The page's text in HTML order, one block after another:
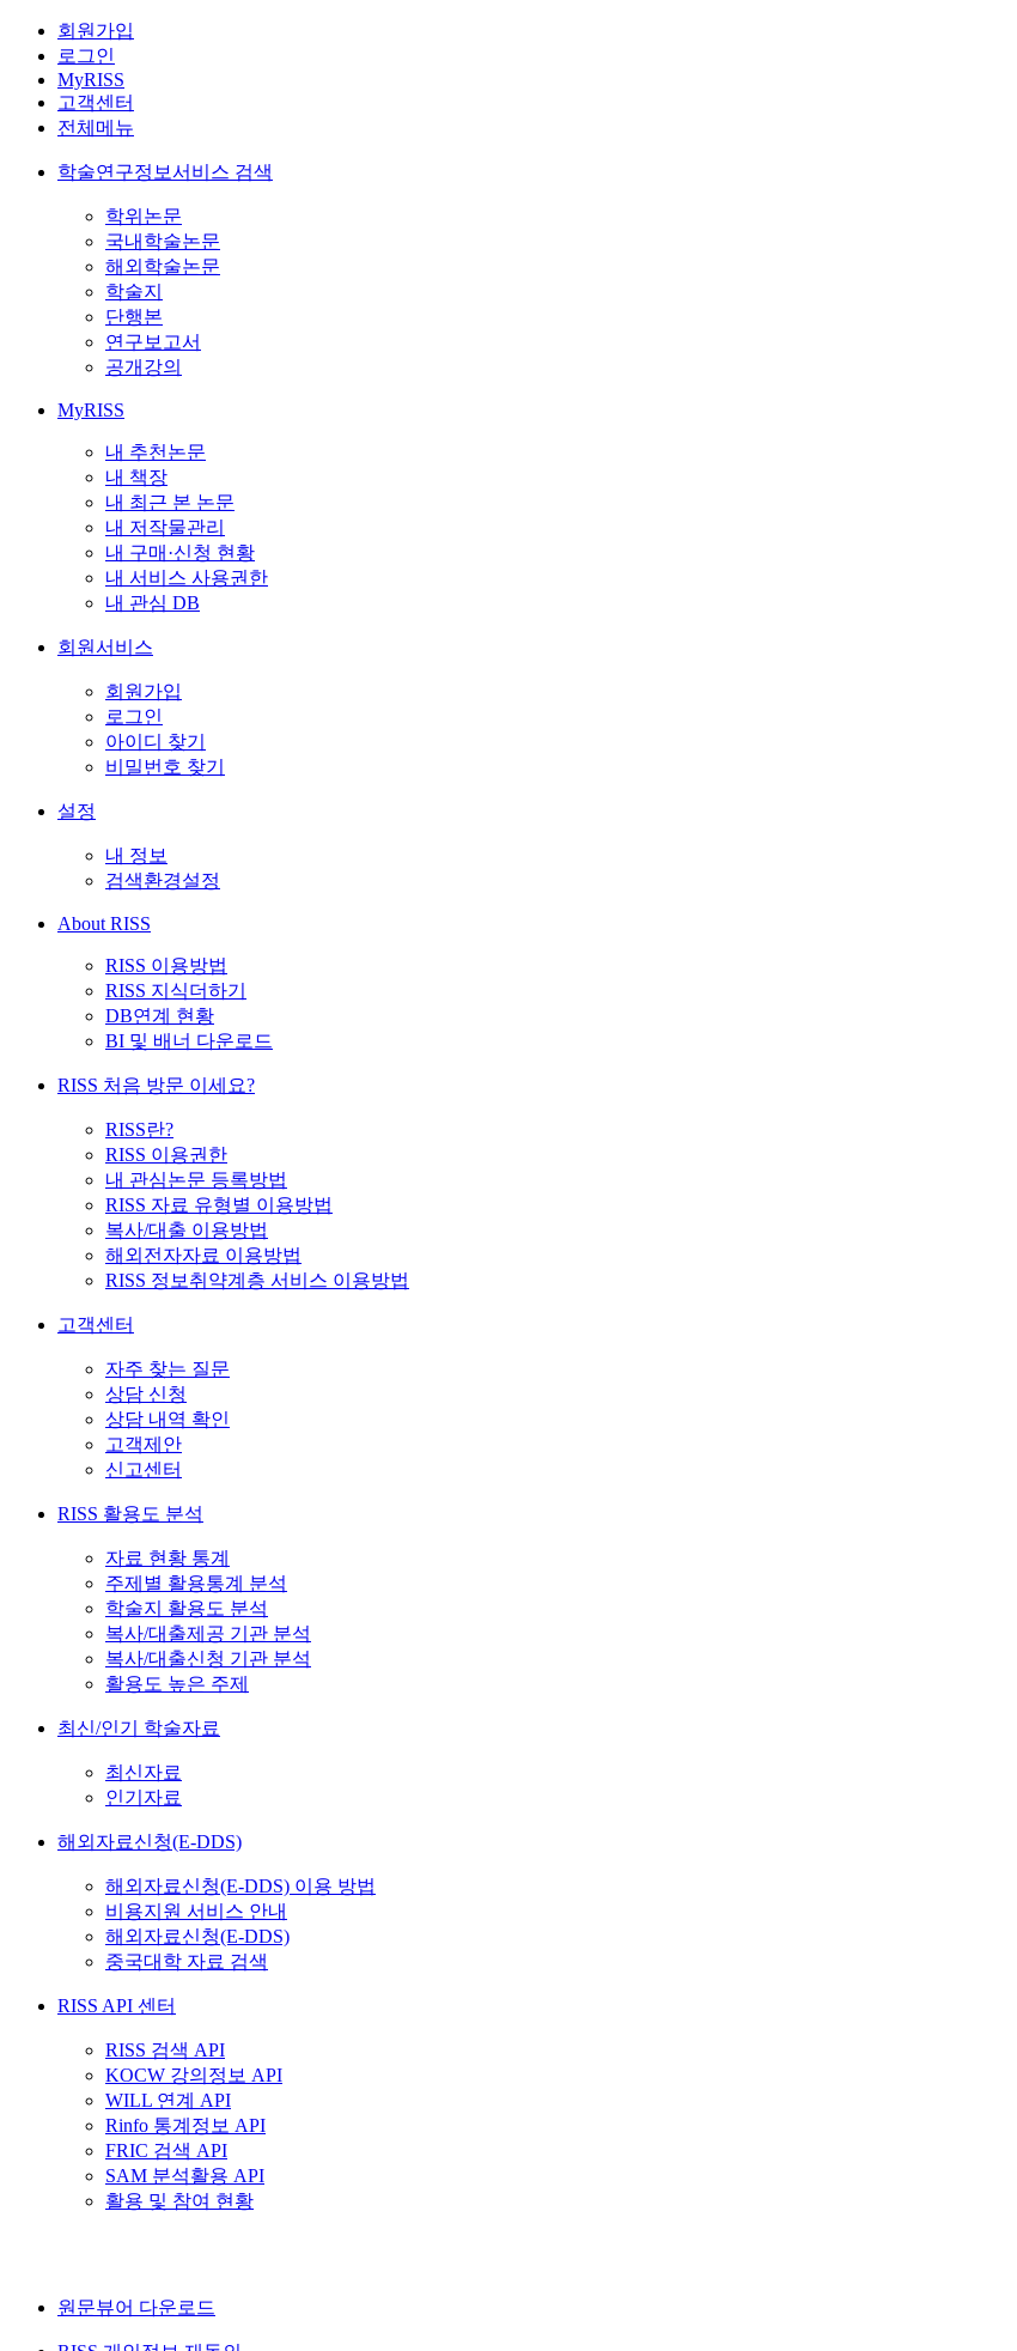
회원가입
로그인
MyRISS
고객센터
전체메뉴
학술연구정보서비스 검색
학위논문
국내학술논문
해외학술논문
학술지
단행본
연구보고서
공개강의
MyRISS
내 추천논문
내 책장
내 최근 본 논문
내 저작물관리
내 구매·신청 현황
내 서비스 사용권한
내 관심 DB
회원서비스
회원가입
로그인
아이디 찾기
비밀번호 찾기
설정
내 정보
검색환경설정
About RISS
RISS 이용방법
RISS 지식더하기
DB연계 현황
BI 및 배너 다운로드
RISS 처음 방문 이세요?
RISS란?
RISS 이용권한
내 관심논문 등록방법
RISS 자료 유형별 이용방법
복사/대출 이용방법
해외전자자료 이용방법
RISS 정보취약계층 서비스 이용방법
고객센터
자주 찾는 질문
상담 신청
상담 내역 확인
고객제안
신고센터
RISS 활용도 분석
자료 현황 통계
주제별 활용통계 분석
학술지 활용도 분석
복사/대출제공 기관 분석
복사/대출신청 기관 분석
활용도 높은 주제
최신/인기 학술자료
최신자료
인기자료
해외자료신청(E-DDS)
해외자료신청(E-DDS) 이용 방법
비용지원 서비스 안내
해외자료신청(E-DDS)
중국대학 자료 검색
RISS API 센터
RISS 검색 API
KOCW 강의정보 API
WILL 연계 API
Rinfo 통계정보 API
FRIC 검색 API
SAM 분석활용 API
활용 및 참여 현황
원문뷰어 다운로드